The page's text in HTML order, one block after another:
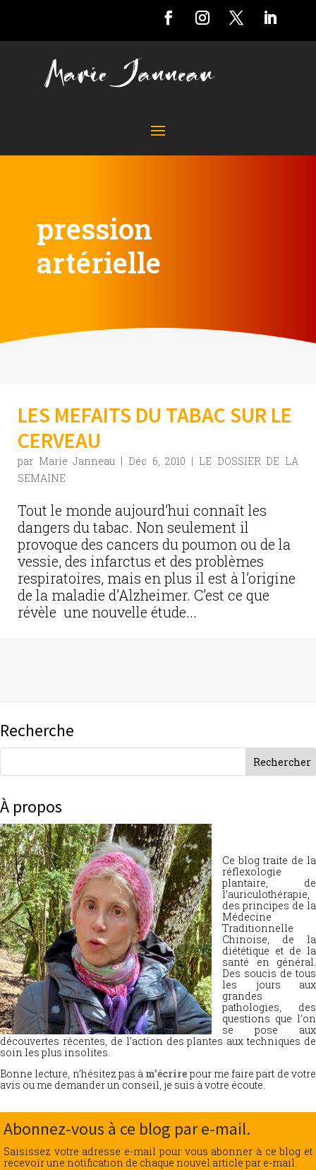
pression
artérielle
LES MEFAITS DU TABAC SUR LE
CERVEAU
par Marie Janneau | Déc 6, 2010 | LE DOSSIER DE LA
SEMAINE
Tout le monde aujourd’hui connaît les
dangers du tabac. Non seulement il
provoque des cancers du poumon ou de la
vessie, des infarctus et des problèmes
respiratoires, mais en plus il est à l’origine
de la maladie d’Alzheimer. C’est ce que
révèle une nouvelle étude...
Recherche
À propos
Ce blog traite de la
réflexologie
plantaire, de
l’auriculothérapie,
des principes de la
Médecine
Traditionnelle
Chinoise, de la
diététique et de la
santé en général.
Des soucis de tous
les jours aux
grandes
pathologies, des
questions que l’on
se pose aux
découvertes récentes, de l’action des plantes aux techniques de
soin les plus insolites.
Bonne lecture, n’hésitez pas à m’écrire pour me faire part de votre
avis ou me demander un conseil, je suis à votre écoute.
Abonnez-vous à ce blog par e-mail.
Saisissez votre adresse e-mail pour vous abonner à ce blog et
recevoir une notification de chaque nouvel article par e-mail.